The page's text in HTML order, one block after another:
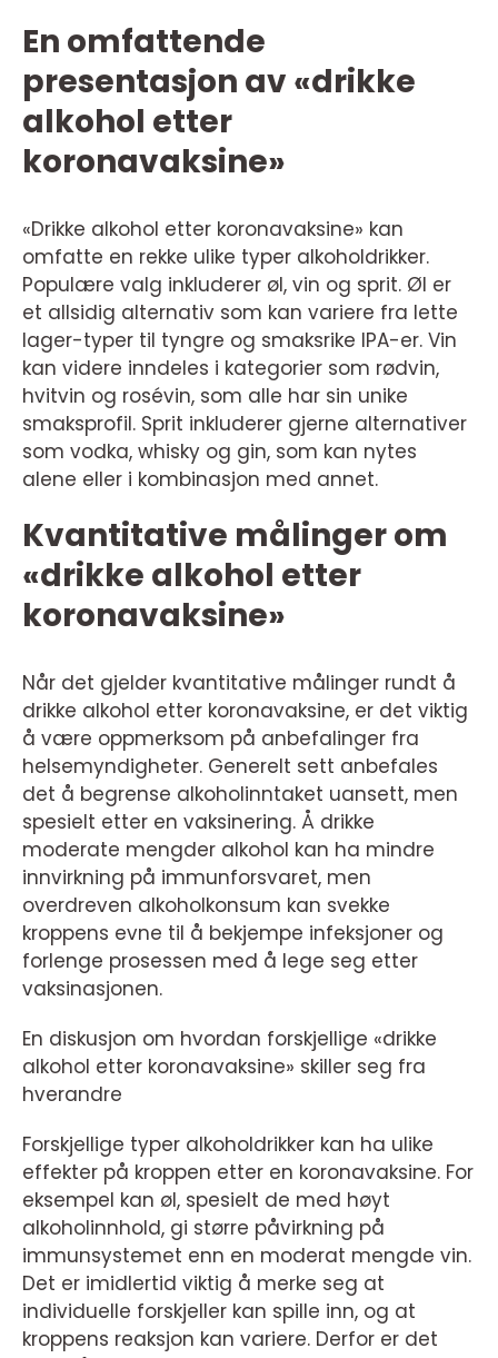
En omfattende
presentasjon av «drikke
alkohol etter
koronavaksine»
«Drikke alkohol etter koronavaksine» kan
omfatte en rekke ulike typer alkoholdrikker.
Populære valg inkluderer øl, vin og sprit. Øl er
et allsidig alternativ som kan variere fra lette
lager-typer til tyngre og smaksrike IPA-er. Vin
kan videre inndeles i kategorier som rødvin,
hvitvin og rosévin, som alle har sin unike
smaksprofil. Sprit inkluderer gjerne alternativer
som vodka, whisky og gin, som kan nytes
alene eller i kombinasjon med annet.
Kvantitative målinger om
«drikke alkohol etter
koronavaksine»
Når det gjelder kvantitative målinger rundt å
drikke alkohol etter koronavaksine, er det viktig
å være oppmerksom på anbefalinger fra
helsemyndigheter. Generelt sett anbefales
det å begrense alkoholinntaket uansett, men
spesielt etter en vaksinering. Å drikke
moderate mengder alkohol kan ha mindre
innvirkning på immunforsvaret, men
overdreven alkoholkonsum kan svekke
kroppens evne til å bekjempe infeksjoner og
forlenge prosessen med å lege seg etter
vaksinasjonen.
En diskusjon om hvordan forskjellige «drikke
alkohol etter koronavaksine» skiller seg fra
hverandre
Forskjellige typer alkoholdrikker kan ha ulike
effekter på kroppen etter en koronavaksine. For
eksempel kan øl, spesielt de med høyt
alkoholinnhold, gi større påvirkning på
immunsystemet enn en moderat mengde vin.
Det er imidlertid viktig å merke seg at
individuelle forskjeller kan spille inn, og at
kroppens reaksjon kan variere. Derfor er det